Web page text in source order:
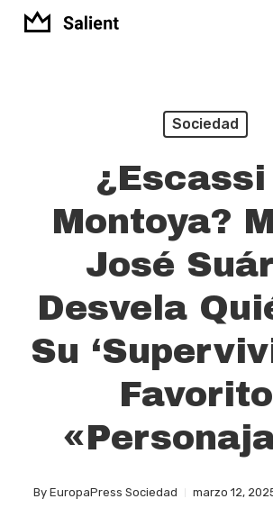
Skip
Sociedad
¿Escassi
Montoya?
José
Desvela
Su
By EuropaPress Sociedad marzo 12,